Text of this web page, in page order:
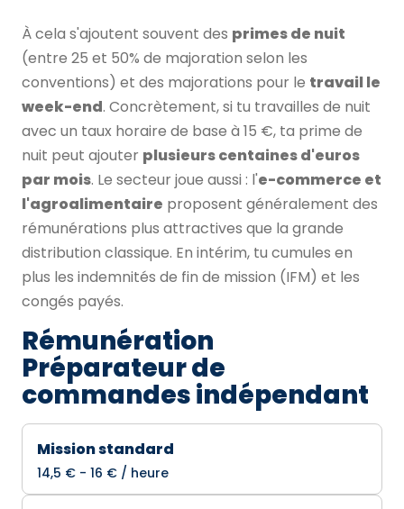
À cela s'ajoutent souvent des primes de nuit
(entre 25 et 50% de majoration selon les
conventions) et des majorations pour le travail le
week-end. Concrètement, si tu travailles de nuit
avec un taux horaire de base à 15 €, ta prime de
nuit peut ajouter plusieurs centaines d'euros
par mois. Le secteur joue aussi : l'e-commerce et
l'agroalimentaire proposent généralement des
rémunérations plus attractives que la grande
distribution classique. En intérim, tu cumules en
plus les indemnités de fin de mission (IFM) et les
congés payés.
Rémunération
Préparateur de
commandes indépendant
Mission standard
14,5 € - 16 € / heure